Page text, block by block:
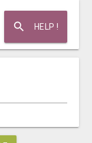
search HELP !